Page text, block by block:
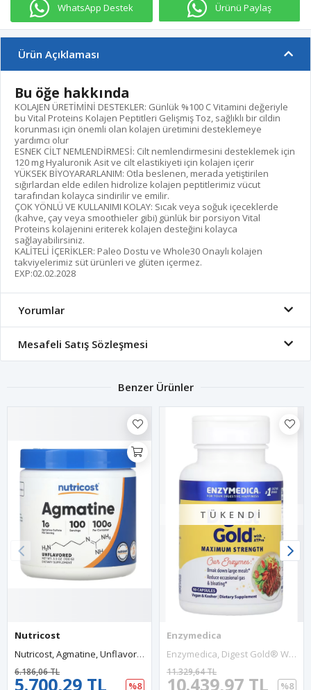
WhatsApp Destek Ürünü Paylaş
Ürün Açıklaması
Bu öğe hakkında
KOLAJEN ÜRETİMİNİ DESTEKLER: Günlük %100 C Vitamini değeriyle
bu Vital Proteins Kolajen Peptitleri Gelişmiş Toz, sağlıklı bir cildin
korunması için önemli olan kolajen üretimini desteklemeye
yardımcı olur
ESNEK CİLT NEMLENDİRMESİ: Cilt nemlendirmesini desteklemek için
120 mg Hyaluronik Asit ve cilt elastikiyeti için kolajen içerir
YÜKSEK BİYOYARARLANIM: Otla beslenen, merada yetiştirilen
sığırlardan elde edilen hidrolize kolajen peptitlerimiz vücut
tarafından kolayca sindirilir ve emilir.
ÇOK YÖNLÜ VE KULLANIMI KOLAY: Sıcak veya soğuk içeceklerde
(kahve, çay veya smoothieler gibi) günlük bir porsiyon Vital
Proteins kolajenini eriterek kolajen desteğini kolayca
sağlayabilirsiniz.
KALİTELİ İÇERİKLER: Paleo Dostu ve Whole30 Onaylı kolajen
takviyelerimiz süt ürünleri ve glüten içermez.
EXP:02.02.2028
Yorumlar
Mesafeli Satış Sözleşmesi
Benzer Ürünler
Nutricost
Nutricost, Agmatine, Unflavored, 3.5 Oz (100 G) USA.37.
5.700,29 TL
6.186,06 TL
%8
TÜKENDI
Enzymedica
Enzymedica, Digest Gold® With ATPro®, Maximum Strength, 90 Capsules.Abd.
10.439,97 TL
11.329,64 TL
%8